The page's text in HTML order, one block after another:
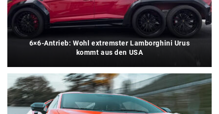
6×6-Antrieb: Wohl extremster Lamborghini Urus
kommt aus den USA